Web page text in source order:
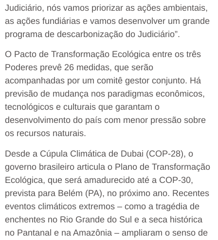
Judiciário, nós vamos priorizar as ações ambientais,
as ações fundiárias e vamos desenvolver um grande
programa de descarbonização do Judiciário”.
O Pacto de Transformação Ecológica entre os três
Poderes prevê 26 medidas, que serão
acompanhadas por um comitê gestor conjunto. Há
previsão de mudança nos paradigmas econômicos,
tecnológicos e culturais que garantam o
desenvolvimento do país com menor pressão sobre
os recursos naturais.
Desde a Cúpula Climática de Dubai (COP-28), o
governo brasileiro articula o Plano de Transformação
Ecológica, que será amadurecido até a COP-30,
prevista para Belém (PA), no próximo ano. Recentes
eventos climáticos extremos – como a tragédia de
enchentes no Rio Grande do Sul e a seca histórica
no Pantanal e na Amazônia – ampliaram o senso de